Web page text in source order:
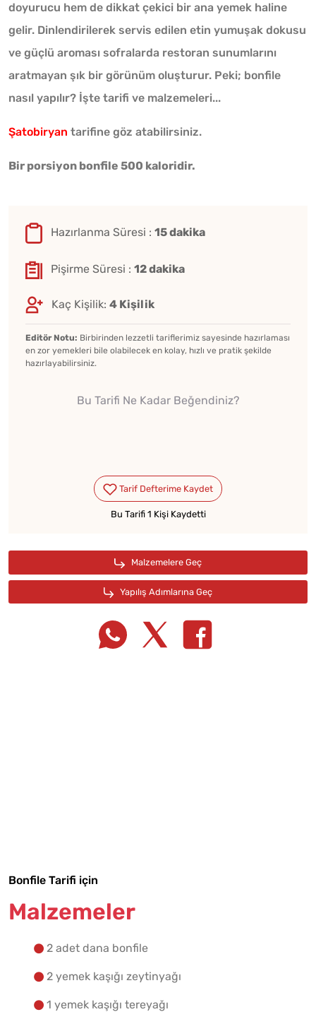
doyurucu hem de dikkat çekici bir ana yemek haline
gelir. Dinlendirilerek servis edilen etin yumuşak dokusu
ve güçlü aroması sofralarda restoran sunumlarını
aratmayan şık bir görünüm oluşturur. Peki; bonfile
nasıl yapılır? İşte tarifi ve malzemeleri...
Şatobiryan tarifine göz atabilirsiniz.
Bir porsiyon bonfile 500 kaloridir.
Hazırlanma Süresi : 15 dakika
Pişirme Süresi : 12 dakika
Kaç Kişilik: 4 Kişilik
Editör Notu: Birbirinden lezzetli tariflerimiz sayesinde hazırlaması
en zor yemekleri bile olabilecek en kolay, hızlı ve pratik şekilde
hazırlayabilirsiniz.
Bu Tarifi Ne Kadar Beğendiniz?
Bu Tarifi 1 Kişi Kaydetti
Bonfile Tarifi için
Malzemeler
2 adet dana bonfile
2 yemek kaşığı zeytinyağı
1 yemek kaşığı tereyağı